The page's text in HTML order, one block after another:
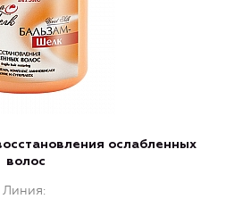
ослабленных
волос
Линия